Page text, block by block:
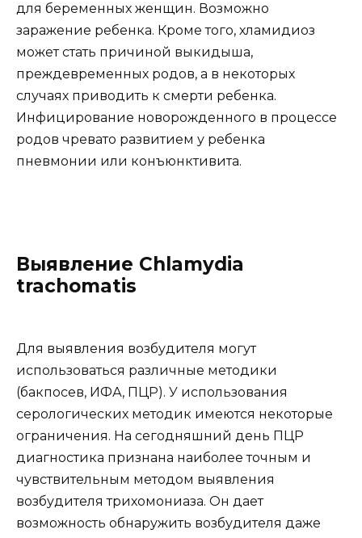
для беременных женщин. Возможно
заражение ребенка. Кроме того, хламидиоз
может стать причиной выкидыша,
преждевременных родов, а в некоторых
случаях приводить к смерти ребенка.
Инфицирование новорожденного в процессе
родов чревато развитием у ребенка
пневмонии или конъюнктивита.
Выявление Chlamydia
trachomatis
Для выявления возбудителя могут
использоваться различные методики
(бакпосев, ИФА, ПЦР). У использования
серологических методик имеются некоторые
ограничения. На сегодняшний день ПЦР
диагностика признана наиболее точным и
чувствительным методом выявления
возбудителя трихомониаза. Он дает
возможность обнаружить возбудителя даже